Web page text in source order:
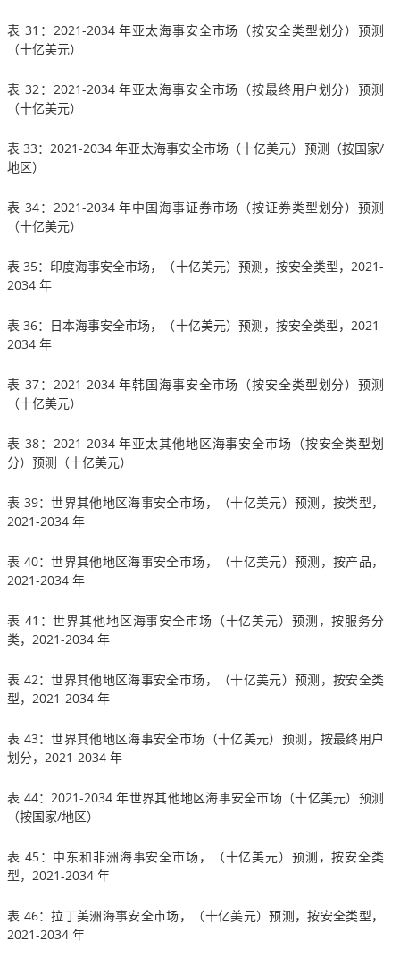
表 31：2021-2034 年亚太海事安全市场（按安全类型划分）预测
（十亿美元）
表 32：2021-2034 年亚太海事安全市场（按最终用户划分）预测
（十亿美元）
表 33：2021-2034 年亚太海事安全市场（十亿美元）预测（按国家/
地区）
表 34：2021-2034 年中国海事证券市场（按证券类型划分）预测
（十亿美元）
表 35：印度海事安全市场，（十亿美元）预测，按安全类型，2021-
2034 年
表 36：日本海事安全市场，（十亿美元）预测，按安全类型，2021-
2034 年
表 37：2021-2034 年韩国海事安全市场（按安全类型划分）预测
（十亿美元）
表 38：2021-2034 年亚太其他地区海事安全市场（按安全类型划
分）预测（十亿美元）
表 39：世界其他地区海事安全市场，（十亿美元）预测，按类型，
2021-2034 年
表 40：世界其他地区海事安全市场，（十亿美元）预测，按产品，
2021-2034 年
表 41：世界其他地区海事安全市场（十亿美元）预测，按服务分
类，2021-2034 年
表 42：世界其他地区海事安全市场，（十亿美元）预测，按安全类
型，2021-2034 年
表 43：世界其他地区海事安全市场（十亿美元）预测，按最终用户
划分，2021-2034 年
表 44：2021-2034 年世界其他地区海事安全市场（十亿美元）预测
（按国家/地区）
表 45：中东和非洲海事安全市场，（十亿美元）预测，按安全类
型，2021-2034 年
表 46：拉丁美洲海事安全市场，（十亿美元）预测，按安全类型，
2021-2034 年